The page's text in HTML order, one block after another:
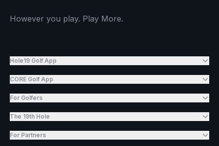
However you play. Play More.
Hole19 Golf App
CORE Golf App
For Golfers
The 19th Hole
For Partners